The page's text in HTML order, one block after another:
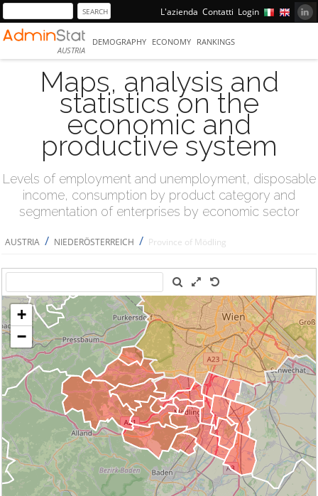
L'azienda Contatti Login
AUSTRIA
DEMOGRAPHY ECONOMY RANKINGS
Maps, analysis and
statistics on the
economic and
productive system
Levels of employment and unemployment, disposable
income, consumption by product category and
segmentation of enterprises by economic sector
AUSTRIA / NIEDERÖSTERREICH / Province of Mödling